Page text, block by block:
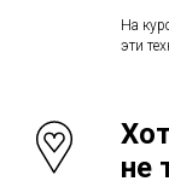
На
эти
не